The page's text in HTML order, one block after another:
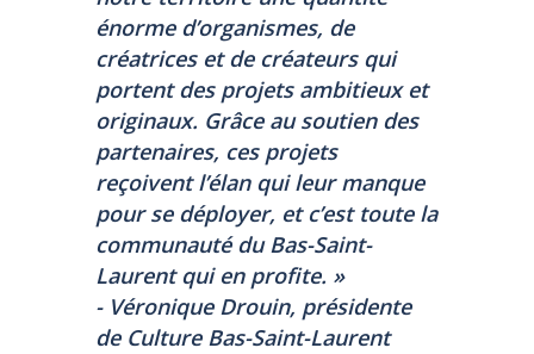
énorme d’organismes, de
créatrices et de créateurs qui
portent des projets ambitieux et
originaux. Grâce au soutien des
partenaires, ces projets
reçoivent l’élan qui leur manque
pour se déployer, et c’est toute la
communauté du Bas-Saint-
Laurent qui en profite. »
- Véronique Drouin, présidente
de Culture Bas-Saint-Laurent